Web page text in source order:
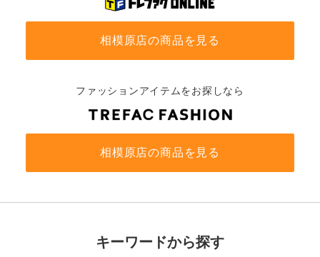
相模原店の商品を見る
ファッションアイテムをお探しなら
相模原店の商品を見る
キーワードから探す